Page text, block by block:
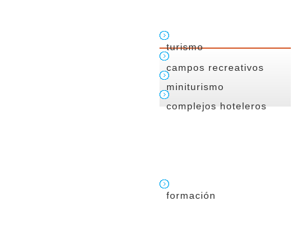
turismo
campos recreativos
miniturismo
complejos hoteleros
formación